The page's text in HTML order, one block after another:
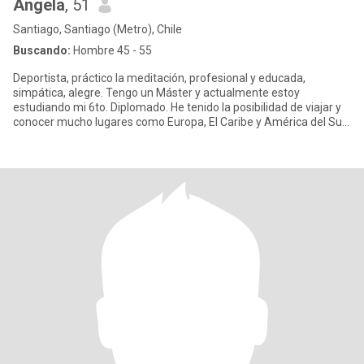
Ángela, 51
Santiago, Santiago (Metro), Chile
Buscando: Hombre 45 - 55
Deportista, práctico la meditación, profesional y educada,
simpática, alegre. Tengo un Máster y actualmente estoy
estudiando mi 6to. Diplomado. He tenido la posibilidad de viajar y
conocer mucho lugares como Europa, El Caribe y América del Sur.